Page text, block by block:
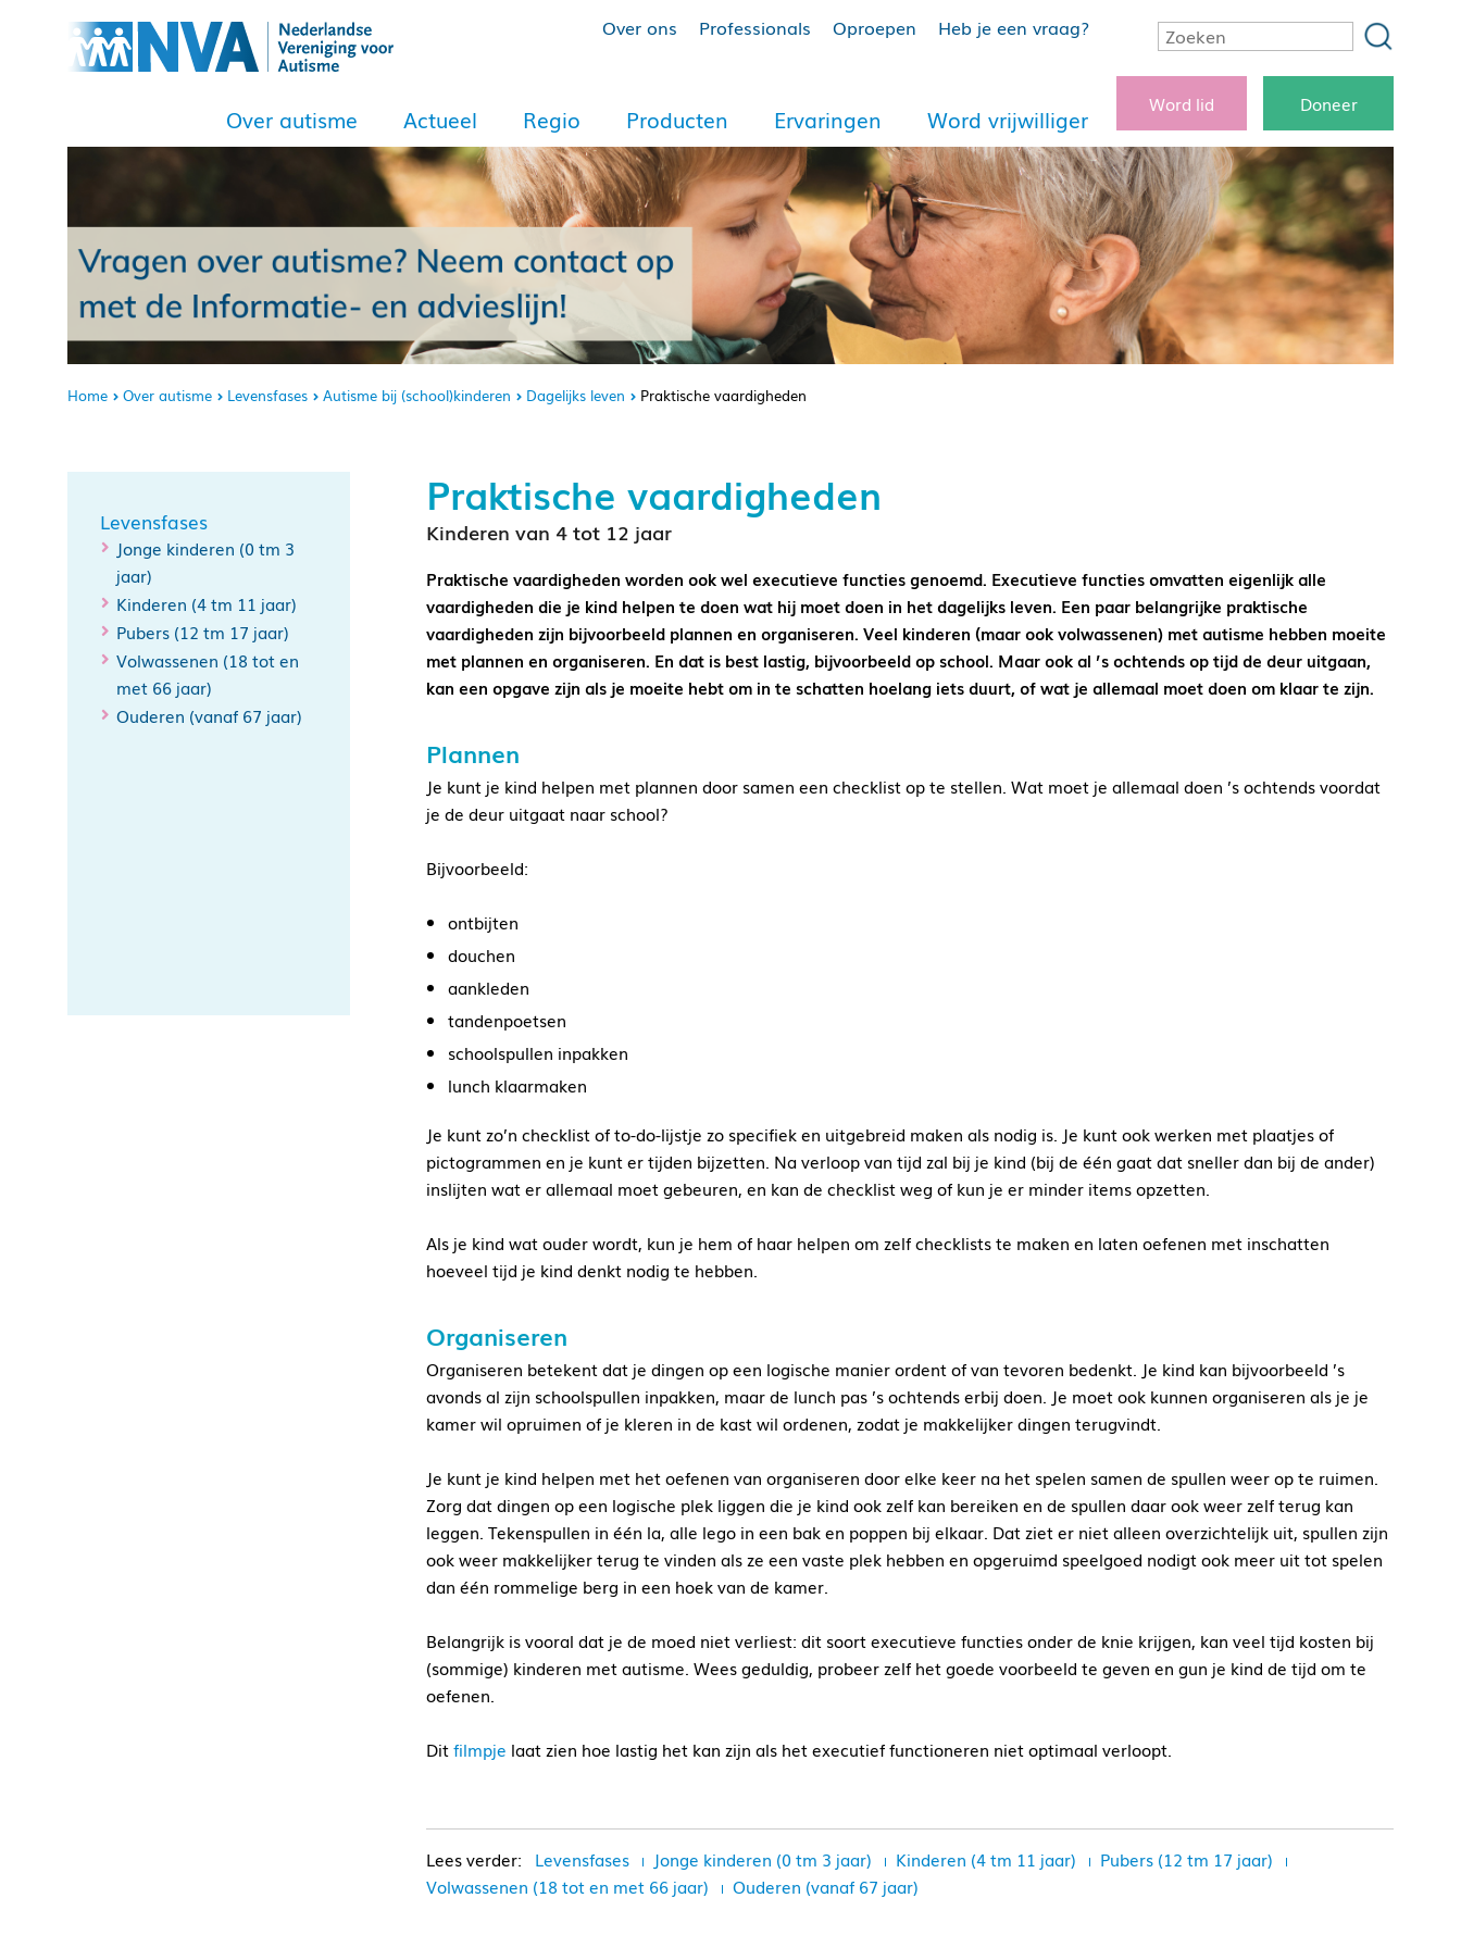
Over ons Professionals Oproepen Heb je een vraag?
Over autisme Actueel Regio Producten Ervaringen Word vrijwilliger
Word lid Doneer
Home Over autisme Levensfases Autisme bij (school)kinderen Dagelijks leven Praktische vaardigheden
Levensfases
Jonge kinderen (0 tm 3
jaar)
Kinderen (4 tm 11 jaar)
Pubers (12 tm 17 jaar)
Volwassenen (18 tot en
met 66 jaar)
Ouderen (vanaf 67 jaar)
Praktische vaardigheden
Kinderen van 4 tot 12 jaar
Praktische vaardigheden worden ook wel executieve functies genoemd. Executieve functies omvatten eigenlijk alle
vaardigheden die je kind helpen te doen wat hij moet doen in het dagelijks leven. Een paar belangrijke praktische
vaardigheden zijn bijvoorbeeld plannen en organiseren. Veel kinderen (maar ook volwassenen) met autisme hebben moeite
met plannen en organiseren. En dat is best lastig, bijvoorbeeld op school. Maar ook al ’s ochtends op tijd de deur uitgaan,
kan een opgave zijn als je moeite hebt om in te schatten hoelang iets duurt, of wat je allemaal moet doen om klaar te zijn.
Plannen
Je kunt je kind helpen met plannen door samen een checklist op te stellen. Wat moet je allemaal doen ’s ochtends voordat
je de deur uitgaat naar school?
Bijvoorbeeld:
ontbijten
douchen
aankleden
tandenpoetsen
schoolspullen inpakken
lunch klaarmaken
Je kunt zo’n checklist of to-do-lijstje zo specifiek en uitgebreid maken als nodig is. Je kunt ook werken met plaatjes of
pictogrammen en je kunt er tijden bijzetten. Na verloop van tijd zal bij je kind (bij de één gaat dat sneller dan bij de ander)
inslijten wat er allemaal moet gebeuren, en kan de checklist weg of kun je er minder items opzetten.
Als je kind wat ouder wordt, kun je hem of haar helpen om zelf checklists te maken en laten oefenen met inschatten
hoeveel tijd je kind denkt nodig te hebben.
Organiseren
Organiseren betekent dat je dingen op een logische manier ordent of van tevoren bedenkt. Je kind kan bijvoorbeeld ’s
avonds al zijn schoolspullen inpakken, maar de lunch pas ’s ochtends erbij doen. Je moet ook kunnen organiseren als je je
kamer wil opruimen of je kleren in de kast wil ordenen, zodat je makkelijker dingen terugvindt.
Je kunt je kind helpen met het oefenen van organiseren door elke keer na het spelen samen de spullen weer op te ruimen.
Zorg dat dingen op een logische plek liggen die je kind ook zelf kan bereiken en de spullen daar ook weer zelf terug kan
leggen. Tekenspullen in één la, alle lego in een bak en poppen bij elkaar. Dat ziet er niet alleen overzichtelijk uit, spullen zijn
ook weer makkelijker terug te vinden als ze een vaste plek hebben en opgeruimd speelgoed nodigt ook meer uit tot spelen
dan één rommelige berg in een hoek van de kamer.
Belangrijk is vooral dat je de moed niet verliest: dit soort executieve functies onder de knie krijgen, kan veel tijd kosten bij
(sommige) kinderen met autisme. Wees geduldig, probeer zelf het goede voorbeeld te geven en gun je kind de tijd om te
oefenen.
Ditfilmpje laat zien hoe lastig het kan zijn als het executief functioneren niet optimaal verloopt.
Levensfases Jonge kinderen (0 tm 3 jaar) Kinderen (4 tm 11 jaar)
Pubers (12 tm 17 jaar)
Volwassenen (18 tot en met 66 jaar)
Ouderen (vanaf 67 jaar)